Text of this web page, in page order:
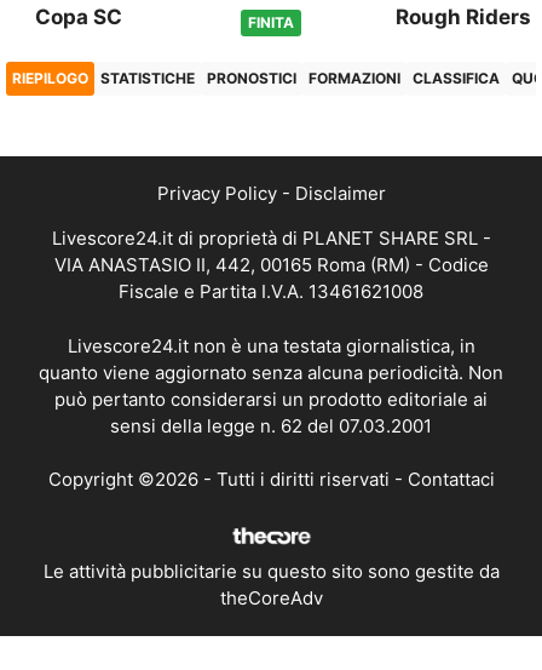
Copa SC
FINITA
Rough Riders
RIEPILOGO STATISTICHE PRONOSTICI FORMAZIONI CLASSIFICA
Privacy Policy- Disclaimer
Livescore24.it di proprietà di PLANET SHARE SRL -
VIA ANASTASIO II, 442, 00165 Roma (RM) - Codice
Fiscale e Partita I.V.A. 13461621008
Livescore24.it non è una testata giornalistica, in
quanto viene aggiornato senza alcuna periodicità. Non
può pertanto considerarsi un prodotto editoriale ai
sensi della legge n. 62 del 07.03.2001
Copyright ©2026 - Tutti i diritti riservati - Contattaci
Le attività pubblicitarie su questo sito sono gestite da
theCoreAdv